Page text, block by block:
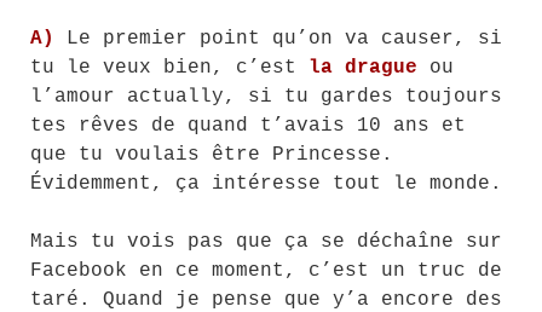
A)
Le premier point qu’on va causer, si
tu le veux bien, c’est la drague ou
l’amour actually, si tu gardes toujours
tes rêves de quand t’avais 10 ans et
que tu voulais être Princesse.
Évidemment, ça intéresse tout le monde.
Mais tu vois pas que ça se déchaîne sur
Facebook en ce moment, c’est un truc de
taré. Quand je pense que y’a encore des